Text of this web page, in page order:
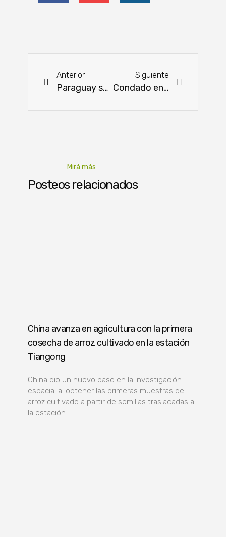
Anterior
Paraguay supera los USD 1.500 millones en exportación de carne bovina en 2023
Siguiente
Condado en Texas lucha contra un laboratorio con más de 40.000 monos
Mirá más
Posteos relacionados
China avanza en agricultura con la primera
cosecha de arroz cultivado en la estación
Tiangong
China dio un nuevo paso en la investigación
espacial al obtener las primeras muestras de
arroz cultivado a partir de semillas trasladadas a
la estación